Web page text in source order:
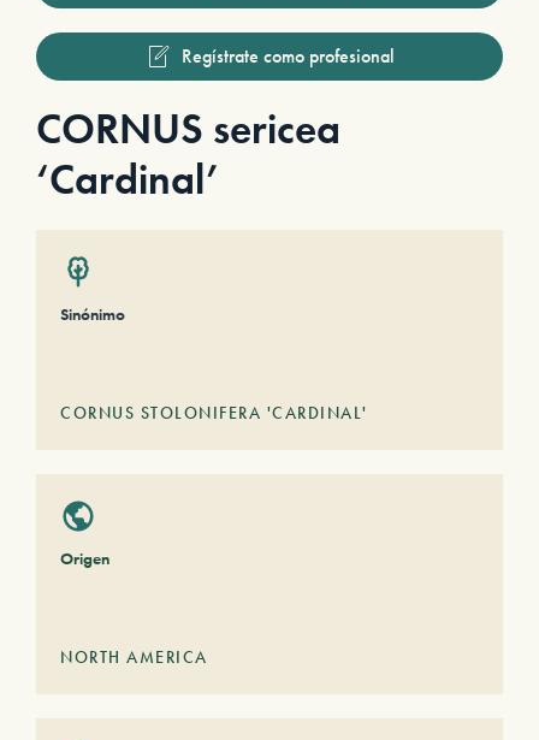
Regístrate como profesional
CORNUS sericea
‘Cardinal’
Sinónimo
CORNUS STOLONIFERA 'CARDINAL'
Origen
NORTH AMERICA